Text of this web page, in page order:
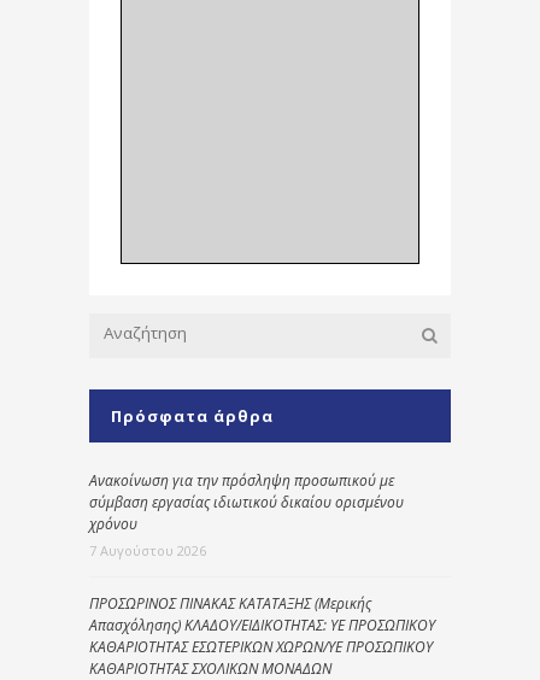
Πρόσφατα άρθρα
Ανακοίνωση για την πρόσληψη προσωπικού με
σύμβαση εργασίας ιδιωτικού δικαίου ορισμένου
χρόνου
7 Αυγούστου 2026
ΠΡΟΣΩΡΙΝΟΣ ΠΙΝΑΚΑΣ ΚΑΤΑΤΑΞΗΣ (Μερικής
Απασχόλησης) ΚΛΑΔΟΥ/ΕΙΔΙΚΟΤΗΤΑΣ: ΥΕ ΠΡΟΣΩΠΙΚΟΥ
ΚΑΘΑΡΙΟΤΗΤΑΣ ΕΣΩΤΕΡΙΚΩΝ ΧΩΡΩΝ/ΥΕ ΠΡΟΣΩΠΙΚΟΥ
ΚΑΘΑΡΙΟΤΗΤΑΣ ΣΧΟΛΙΚΩΝ ΜΟΝΑΔΩΝ